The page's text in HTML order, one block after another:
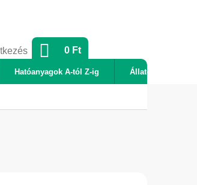
KOSÁR
0 Ft
Hatóanyagok A-tól Z-ig Állatok